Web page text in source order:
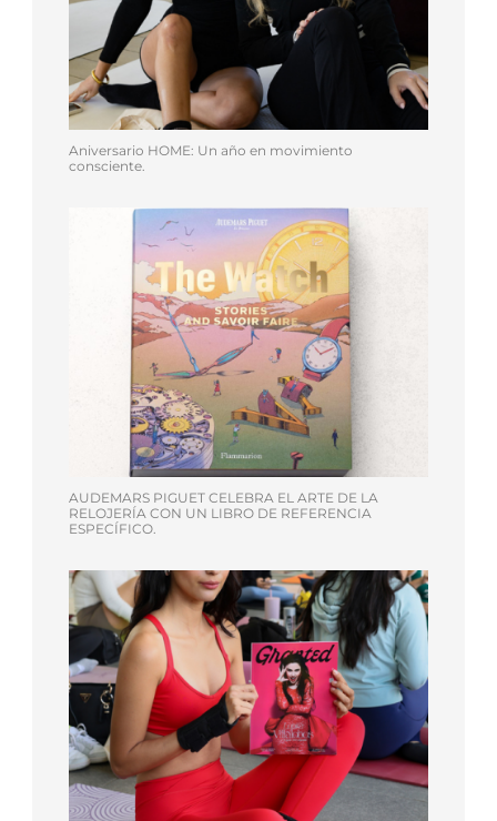
Aniversario HOME: Un año en movimiento
consciente.
AUDEMARS PIGUET CELEBRA EL ARTE DE LA
RELOJERÍA CON UN LIBRO DE REFERENCIA
ESPECÍFICO.